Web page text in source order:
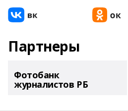
Партнеры
Фотобанк
журналистов РБ